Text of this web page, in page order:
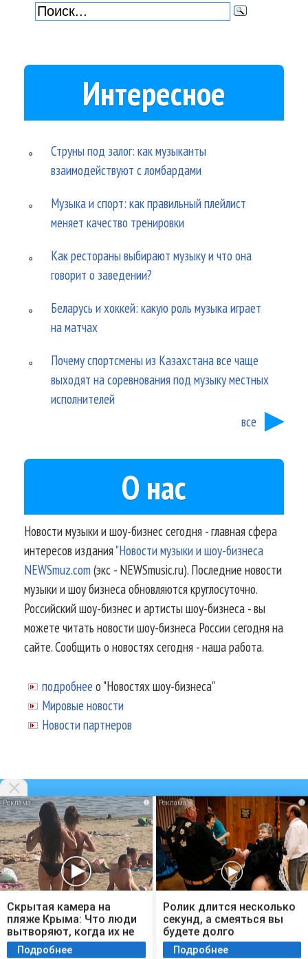
Интересное
Струны под залог: как музыканты
взаимодействуют с ломбардами
Музыка и спорт: как правильный плейлист
меняет качество тренировки
Как рестораны выбирают музыку и что она
говорит о заведении?
Беларусь и хоккей: какую роль музыка играет
на матчах
Почему спортсмены из Казахстана все чаще
выходят на соревнования под музыку местных
исполнителей
все
О нас
Новости музыки и шоу-бизнес сегодня - главная сфера
интересов издания"Новости музыки и шоу-бизнеса
NEWSmuz.com(экс - NEWSmusic.ru). Последние новости
музыки и шоу бизнеса обновляются круглосуточно.
Российский шоу-бизнес и артисты шоу-бизнеса - вы
можете читать новости шоу-бизнеса России сегодня на
сайте. Сообщить о новостях сегодня - наша работа.
подробнее о "Новостях шоу-бизнеса"
Мировые новости
Новости партнеров
© 2002-2026.Информационное
агентство NEWSmuz - последние
новости шоу-бизнеса России
сегодня
Аналитика шоу-бизнеса,
i
Скрытая камера на
пляже Крыма: Что люди
вытворяют, когда их не
видят...
Подробнее
i
Ролик длится несколько
секунд, а смеяться вы
будете долго
Подробнее